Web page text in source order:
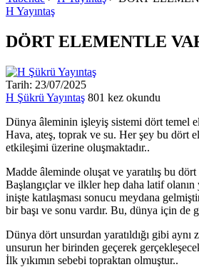
H Yayıntaş
DÖRT ELEMENTLE
Tarih: 23/07/2025
H Şükrü Yayıntaş 801 kez okundu
Dünya âleminin işleyiş sistemi dört temel
Hava, ateş, toprak ve su. Her şey bu dört
etkileşimi üzerine oluşmaktadır..
Madde âleminde oluşat ve yaratılış bu
Başlangıçlar ve ilkler hep daha latif olanın
inişte katılaşması sonucu meydana
bir başı ve sonu vardır. Bu, dünya için de
Dünya dört unsurdan yaratıldığı gibi aynı
unsurun her birinden geçerek
İlk yıkımın sebebi topraktan olmuştur..